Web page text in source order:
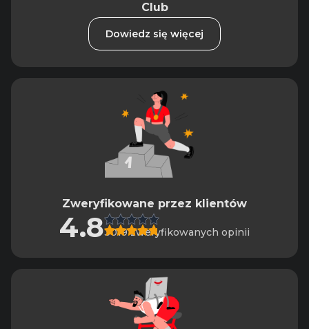
Club
Dowiedz się więcej
Zweryfikowane przez klientów
4.83019 zweryfikowanych opinii